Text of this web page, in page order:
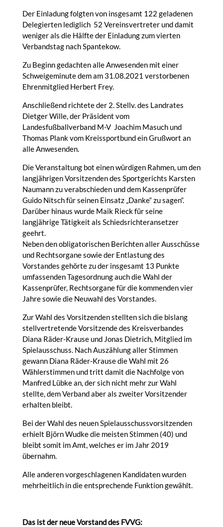
Der Einladung folgten von insgesamt 122 geladenen
Delegierten lediglich 52 Vereinsvertreter und damit
weniger als die Hälfte der Einladung zum vierten
Verbandstag nach Spantekow.
Zu Beginn gedachten alle Anwesenden mit einer
Schweigeminute dem am 31.08.2021 verstorbenen
Ehrenmitglied Herbert Frey.
Anschließend richtete der 2. Stellv. des Landrates
Dietger Wille, der Präsident vom
Landesfußballverband M-V Joachim Masuch und
Thomas Plank vom Kreissportbund ein Grußwort an
alle Anwesenden.
Die Veranstaltung bot einen würdigen Rahmen, um den
langjährigen Vorsitzenden des Sportgerichts Karsten
Naumann zu verabschieden und dem Kassenprüfer
Guido Nitsch für seinenEinsatz „Danke“ zu sagen“.
Darüber hinaus wurde Maik Rieck für seine
langjährige Tätigkeit als Schiedsrichteransetzer
geehrt.
Neben den obligatorischen Berichten aller Ausschüsse
und Rechtsorgane sowie der Entlastung des
Vorstandes gehörte zu der insgesamt 13 Punkte
umfassenden Tagesordnung auch die Wahl der
Kassenprüfer, Rechtsorgane für die kommenden vier
Jahre sowie die Neuwahl des Vorstandes.
Zur Wahl des Vorsitzenden stellten sich die bislang
stellvertretende Vorsitzende des Kreisverbandes
Diana Räder-Krause und Jonas Dietrich, Mitglied im
Spielausschuss. Nach Auszählung aller Stimmen
gewann Diana Räder-Krausedie Wahl mit 26
Wählerstimmen und tritt damit die Nachfolge von
Manfred Lübke an, der sich nicht mehr zur Wahl
stellte, dem Verband aber als zweiter Vorsitzender
erhalten bleibt.
Bei der Wahl des neuen Spielausschussvorsitzenden
erhielt Björn Wudke die meisten Stimmen (40) und
bleibt somit im Amt, welches er im Jahr 2019
übernahm.
Alle anderen vorgeschlagenen Kandidaten wurden
mehrheitlich in die entsprechende Funktion gewählt.
Das ist der neue Vorstand des FVVG: